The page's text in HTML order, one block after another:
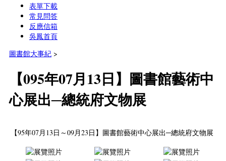
表單下載
常見問答
反應信箱
吳鳳首頁
圖書館大事紀 >
【095年07月13日】圖書館藝術中
心展出─總統府文物展
【95年07月13日～09月23日】圖書館藝術中心展出─總統府文物展